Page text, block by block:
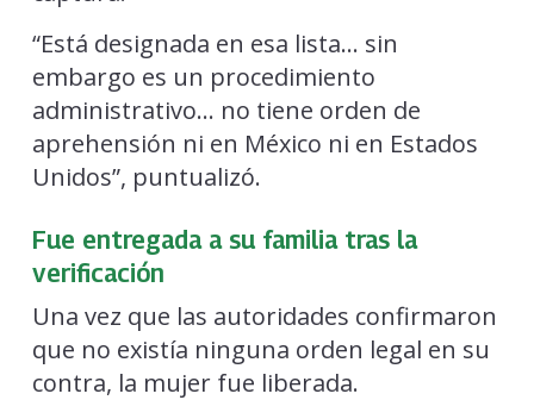
“Está designada en esa lista… sin
embargo es un procedimiento
administrativo… no tiene orden de
aprehensión ni en México ni en Estados
Unidos”, puntualizó.
Fue entregada a su familia tras la
verificación
Una vez que las autoridades confirmaron
que no existía ninguna orden legal en su
contra, la mujer fue liberada.